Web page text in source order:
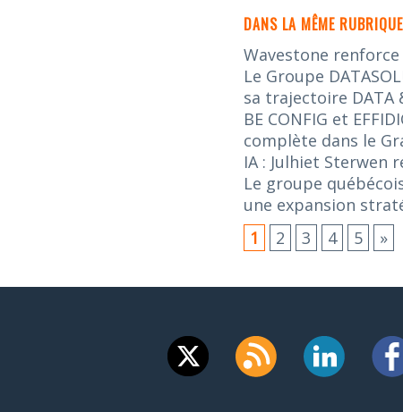
DANS LA MÊME
Wavestone
Le Groupe
sa trajectoire DATA
BE CONFIG et
complète dans le
IA : Julhiet Sterwen
Le groupe
une expansion
1
2 3 4 5 »